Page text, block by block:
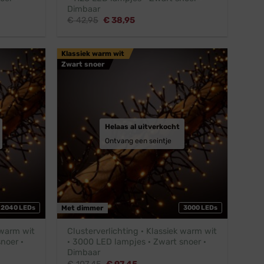
Dimbaar
€42,95 Oorspronkelijke
€38,95Huidige
2040 LEDs
wit
·
3000 LEDs
Klassiek warm wit
Zwart snoer
Met dimmer
Helaas al uitverkocht
Ontvang een seintje
Clusterverlichting · Klassiek warm wit
· 3000 LED lampjes · Zwart snoer ·
Dimbaar